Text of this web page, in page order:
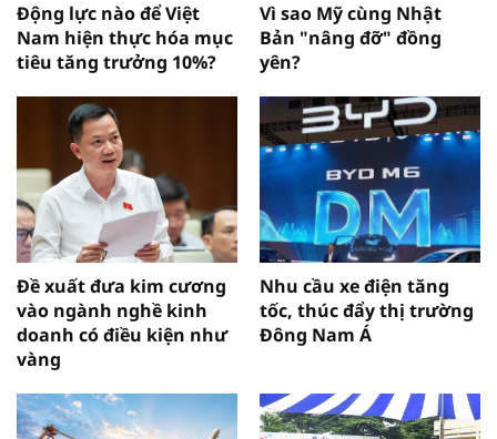
Động lực nào để Việt
Nam hiện thực hóa mục
tiêu tăng trưởng 10%?
Vì sao Mỹ cùng Nhật
Bản "nâng đỡ" đồng
yên?
Đề xuất đưa kim cương
vào ngành nghề kinh
doanh có điều kiện như
vàng
Nhu cầu xe điện tăng
tốc, thúc đẩy thị trường
Đông Nam Á